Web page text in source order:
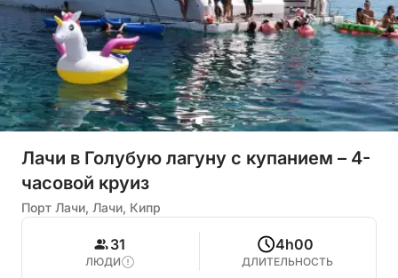
Лачи в Голубую лагуну с купанием – 4-
часовой круиз
Порт Лачи, Лачи, Кипр
31
ЛЮДИ
4h00
ДЛИТЕЛЬНОСТЬ